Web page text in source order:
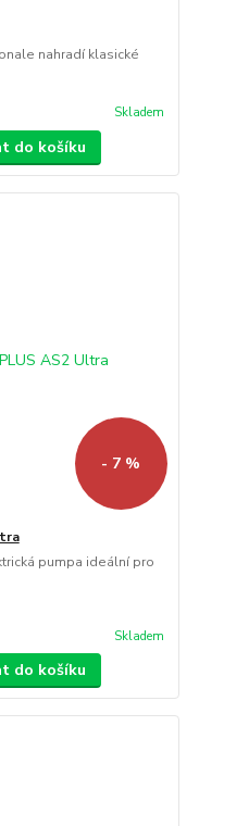
nahradí klasické
Skladem
do košíku
- 7 %
pumpa ideální pro
Skladem
do košíku